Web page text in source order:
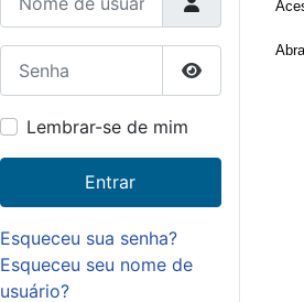
Mostrar
Lembrar-se de mim
Entrar
Esqueceu sua senha?
Esqueceu seu nome de
usuário?
A